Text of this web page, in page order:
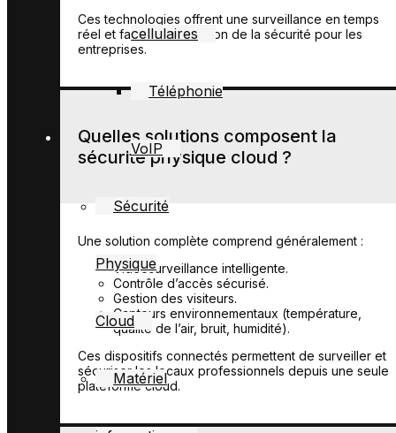
cellulaires
Téléphonie
VoIP
Sécurité
Physique
Cloud
Matériel
Ces technologies offrent une surveillance en temps
réel et facilitent la gestion de la sécurité pour les
entreprises.
Quelles solutions composent la
sécurité physique cloud ?
Une solution complète comprend généralement :
Vidéosurveillance intelligente.
Contrôle d’accès sécurisé.
Gestion des visiteurs.
Capteurs environnementaux (température,
qualité de l’air, bruit, humidité).
Ces dispositifs connectés permettent de surveiller et
sécuriser les locaux professionnels depuis une seule
plateforme cloud.